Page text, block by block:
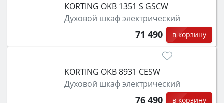
KORTING OKB 1351 S GSCW
Духовой шкаф электрический
71 490 в корзину
KORTING OKB 8931 CESW
Духовой шкаф электрический
76 490 в корзину